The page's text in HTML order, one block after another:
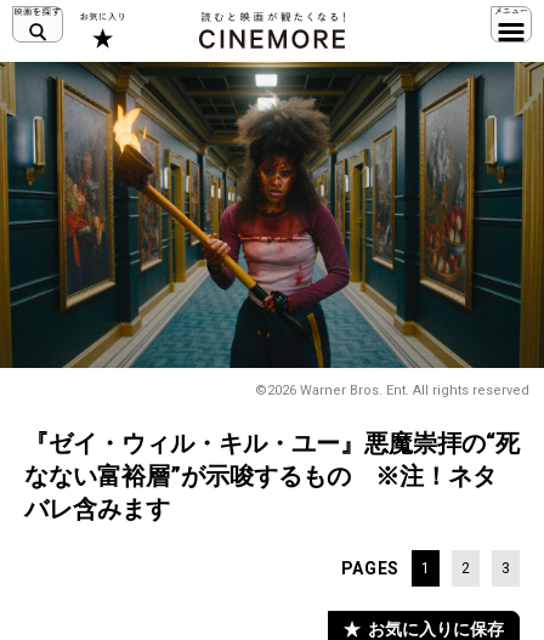
©2026 Warner Bros. Ent. All rights reserved
『ゼイ・ウィル・キル・ユー』悪魔崇拝の“死
なない富裕層”が示唆するもの ※注！ネタ
バレ含みます
PAGES 1 2 3
お気に入りに保存